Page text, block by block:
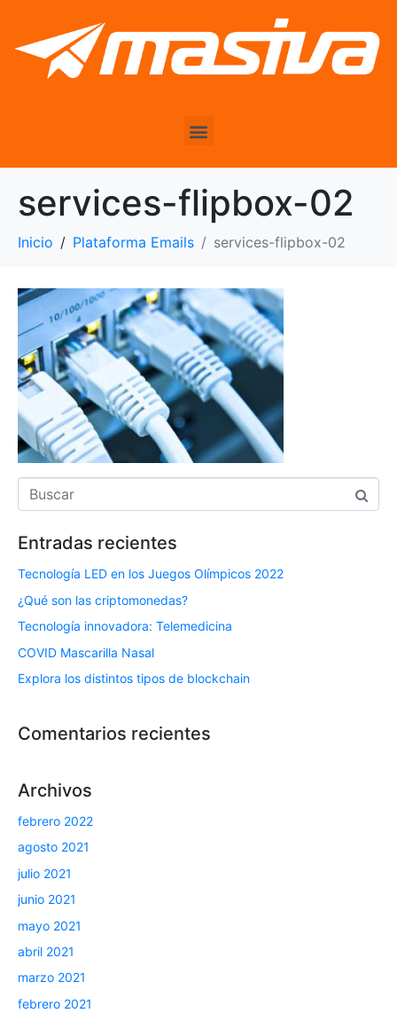
services-flipbox-02
Inicio Plataforma Emails services-flipbox-02
Entradas recientes
Tecnología LED en los Juegos Olímpicos 2022
¿Qué son las criptomonedas?
Tecnología innovadora: Telemedicina
COVID Mascarilla Nasal
Explora los distintos tipos de blockchain
Comentarios recientes
Archivos
febrero 2022
agosto 2021
julio 2021
junio 2021
mayo 2021
abril 2021
marzo 2021
febrero 2021